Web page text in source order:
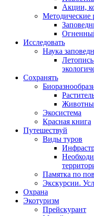
Акции,
Методические
Исследовать
Наука
Сохранять
Экосистема
Красная книга
Путешествуй
Виды туров
Памятка по
Экскурсии.
Охрана
Экотуризм
Прейскурант